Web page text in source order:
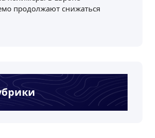
продолжают снижаться